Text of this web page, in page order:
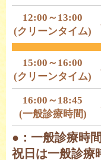
●：一般診療時
祝日は一般診療
12:00～13:00
(クリーンタイム)
15:00～16:00
(クリーンタイム)
16:00～18:45
(一般診療時間)